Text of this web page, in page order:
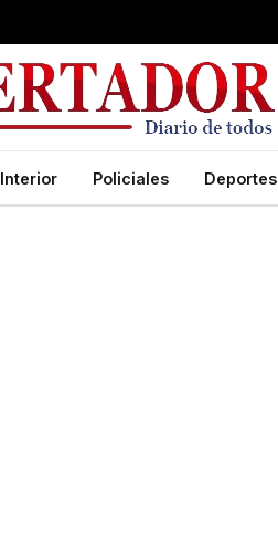
Interior Policiales Deportes